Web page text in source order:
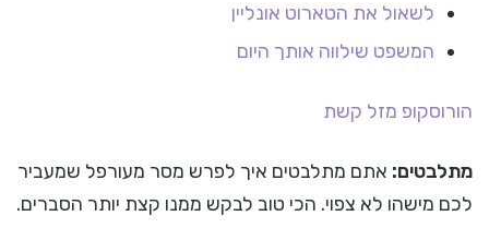
לשאול את הטארוט אונליין
המשפט שילווה אותך היום
הורוסקופ מזל קשת
מתלבטים: אתם מתלבטים איך לפרש מסר מעורפל שמעביר
לכם מישהו לא צפוי. הכי טוב לבקש ממנו קצת יותר הסברים.